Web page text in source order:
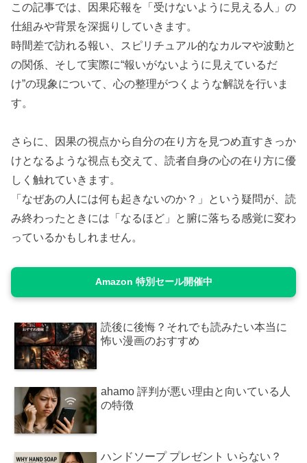
この記事では、因果応報を「受けないように見える人」の
仕組みや背景を深掘りしていきます。
時間差で訪れる報い、スピリチュアル的なカルマや波動と
の関係、そして実際に“報いがないように見えているだ
け”の現象について、心の整理がつくような解説を行いま
す。
さらに、因果の視点から自分の在り方を見つめ直すきっか
けとなるような視点も交えて、読者自身の心の在り方に優
しく触れていきます。
「なぜあの人には何も起きないのか？」という疑問が、読
み終わったときには「なるほど」と腑に落ちる感覚に変わ
っているかもしれません。
Amazon 特別セール開催中
読後に後悔？それでも読みたい本当に
怖い漫画のおすすめ
ahamo 評判が悪い理由と向いている人
の特徴
ハンドソープ プレゼント いらない？